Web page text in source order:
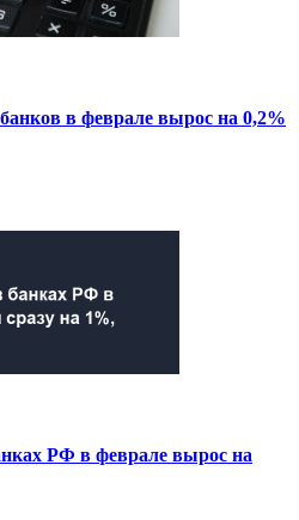
в феврале вырос на 0,2%
РФ в феврале вырос на